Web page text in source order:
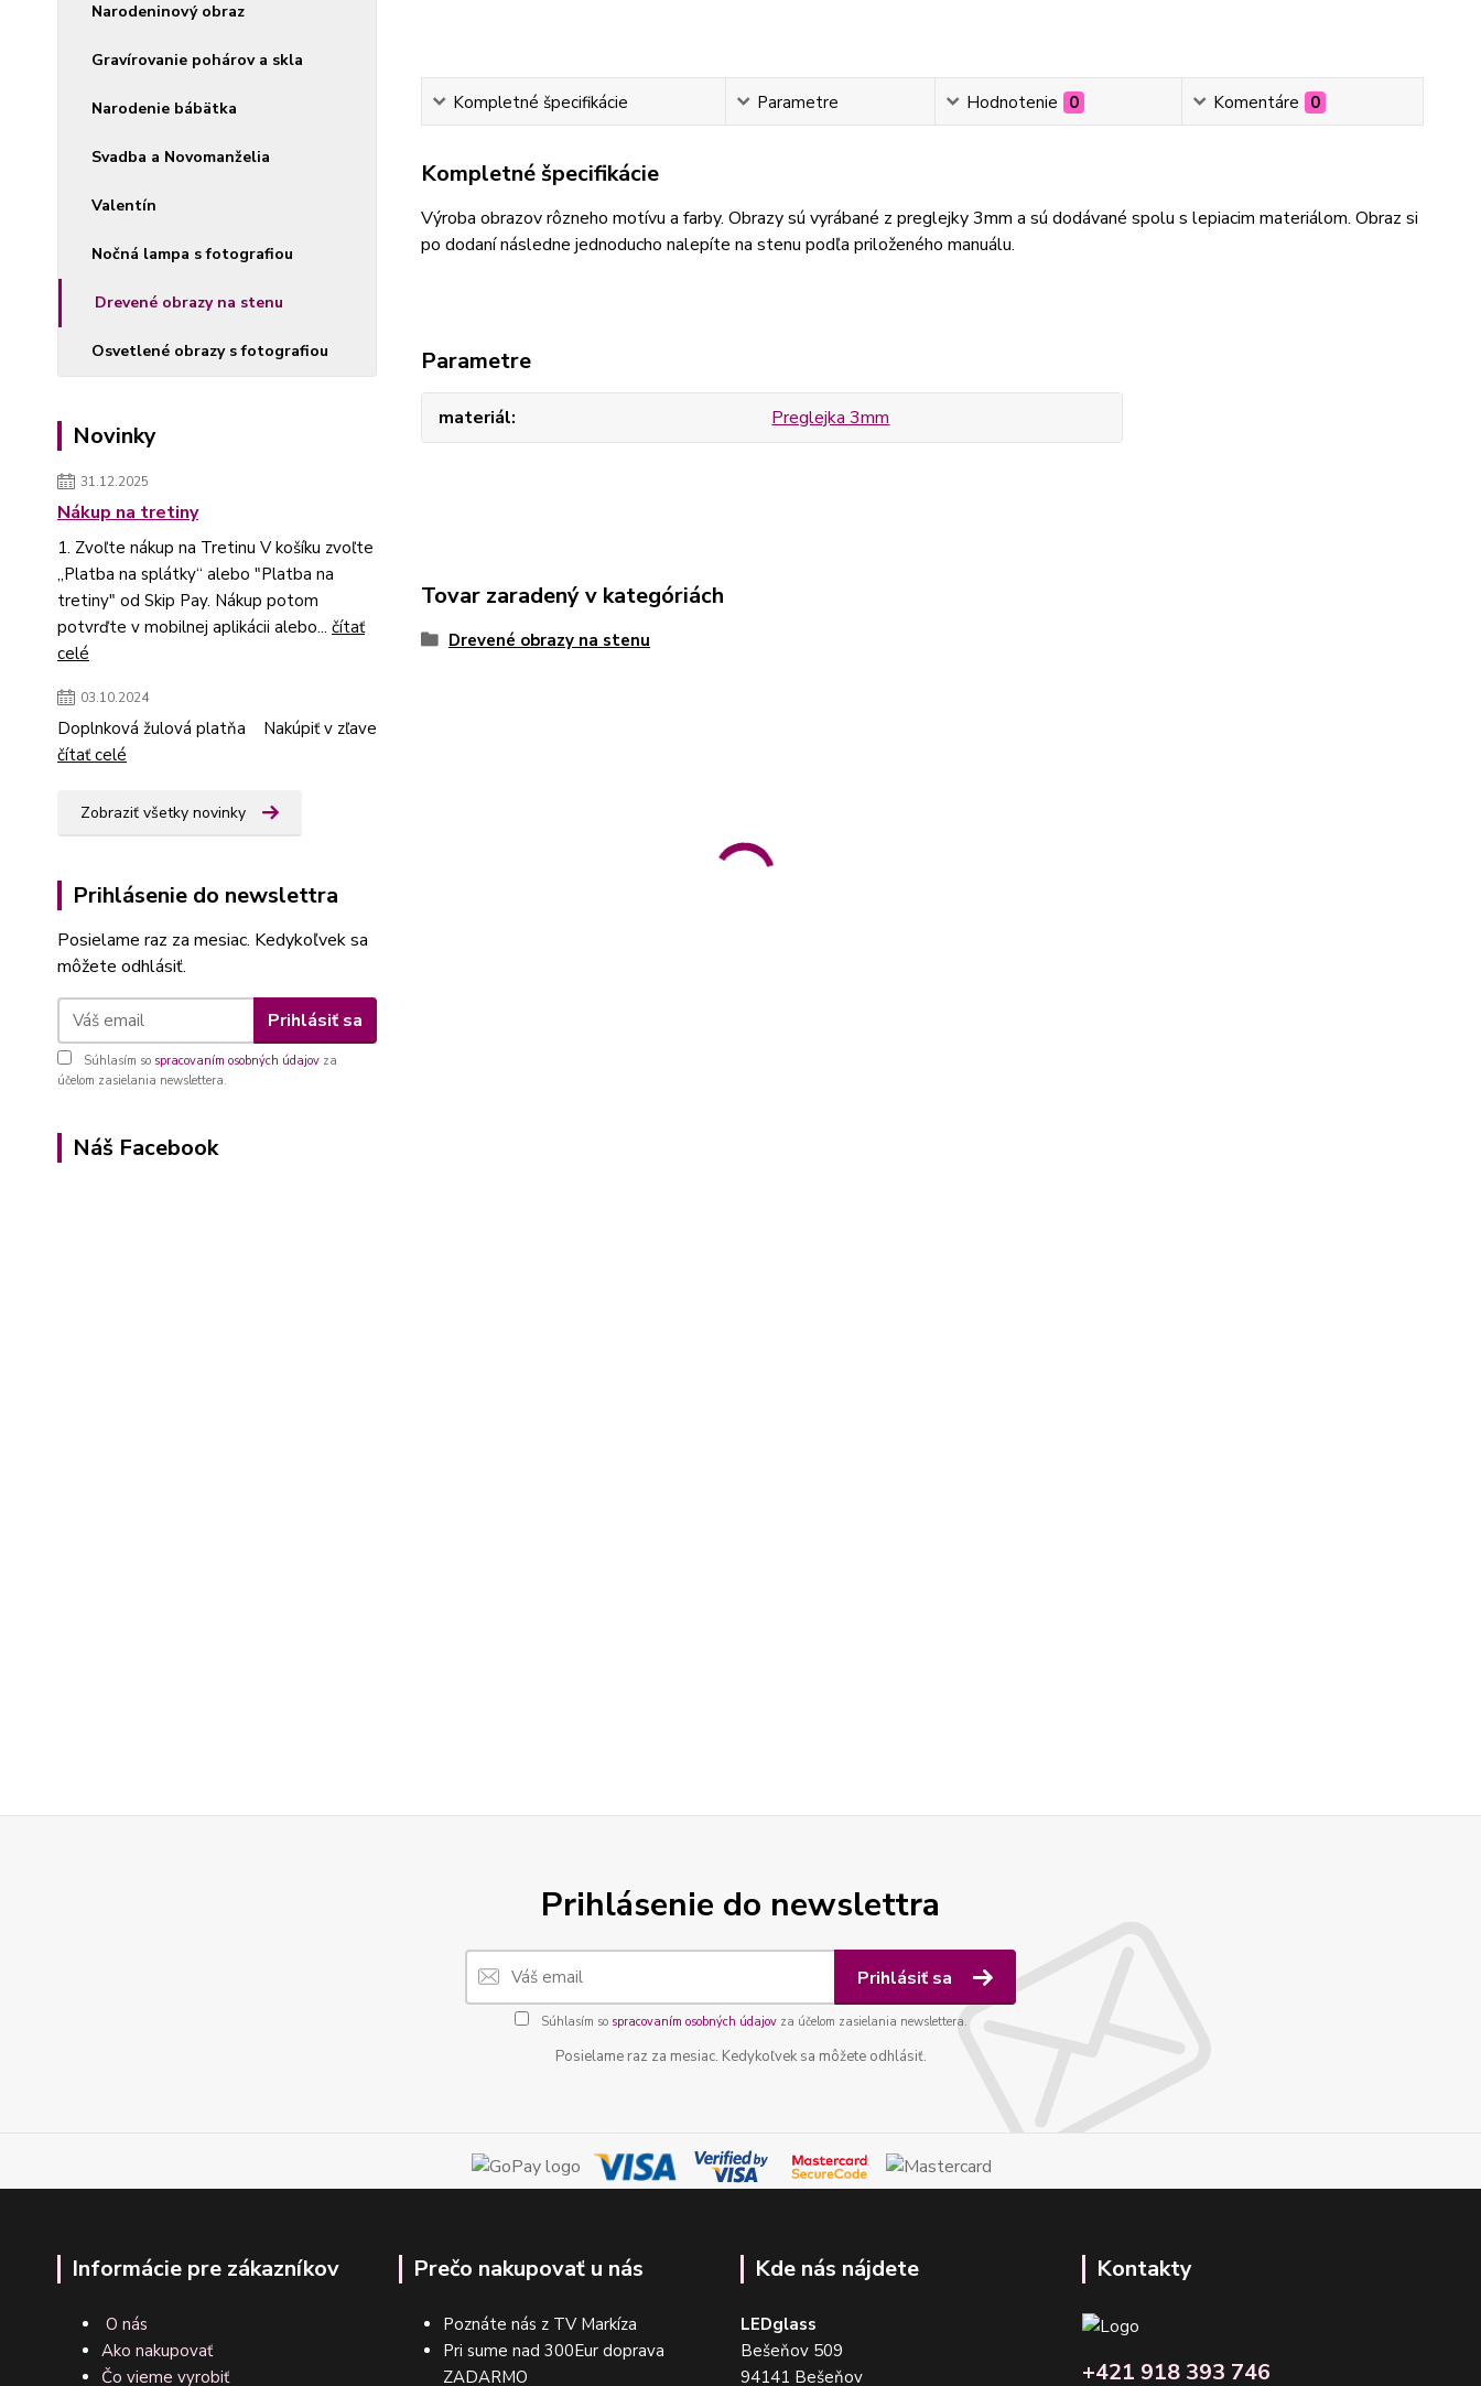
Narodeninový obraz
Gravírovanie pohárov a skla
Narodenie bábätka
Svadba a Novomanželia
Valentín
Nočná lampa s fotografiou
Drevené obrazy na stenu
Osvetlené obrazy s fotografiou
Novinky
31.12.2025
Nákup na tretiny
1. Zvoľte nákup na Tretinu V košíku zvoľte
„Platba na splátky“ alebo "Platba na
tretiny" od Skip Pay. Nákup potom
potvrďte v mobilnej aplikácii alebo... čítať
celé
03.10.2024
Doplnková žulová platňa Nakúpiť v zľave
čítať celé
Zobraziť všetky novinky
Prihlásenie do newslettra
Posielame raz za mesiac. Kedykoľvek sa
môžete odhlásiť.
Prihlásiť sa
Súhlasím so spracovaním osobných údajov za
účelom zasielania newslettera.
Náš Facebook
Kompletné špecifikácie Parametre Hodnotenie 0 Komentáre 0
Kompletné špecifikácie
Výroba obrazov rôzneho motívu a farby. Obrazy sú vyrábané z preglejky 3mm a sú dodávané spolu s lepiacim materiálom. Obraz si
po dodaní následne jednoducho nalepíte na stenu podľa priloženého manuálu.
Parametre
materiál Preglejka 3mm
Tovar zaradený v kategóriách
Drevené obrazy na stenu
Prihlásenie do newslettra
Prihlásiť sa
Súhlasím so spracovaním osobných údajovza účelom zasielania newslettera.
Posielame raz za mesiac. Kedykoľvek sa môžete odhlásiť.
Informácie pre zákazníkov
O nás
Ako nakupovať
Čo vieme vyrobiť
Prečo nakupovať u nás
Poznáte nás z TV Markíza
Pri sume nad 300Eur doprava
ZADARMO
Kde nás nájdete
LEDglass
Bešeňov 509
94141 Bešeňov
Kontakty
+421 918 393 746